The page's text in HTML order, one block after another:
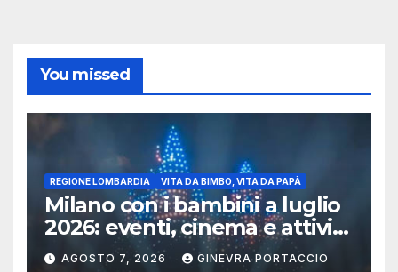
You missed
REGIONE LOMBARDIA VITA DA BIMBO, VITA DA PAPÀ
Milano con i bambini a luglio
2026: eventi, cinema e attività
per famiglie
AGOSTO 7, 2026 GINEVRA PORTACCIO